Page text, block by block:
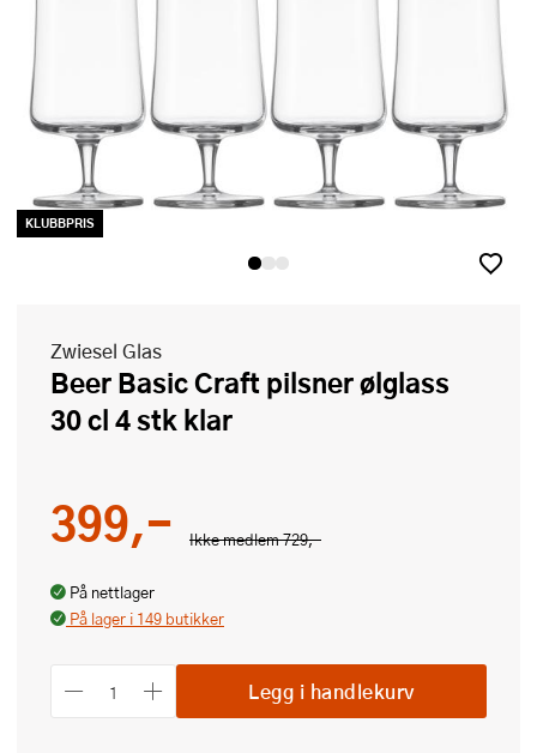
KLUBBPRIS
Zwiesel Glas
Beer Basic Craft pilsner ølglass
30 cl 4 stk klar
Ikke medlem729,-
399,-
På nettlager
På lager i 149 butikker
Legg i handlekurv